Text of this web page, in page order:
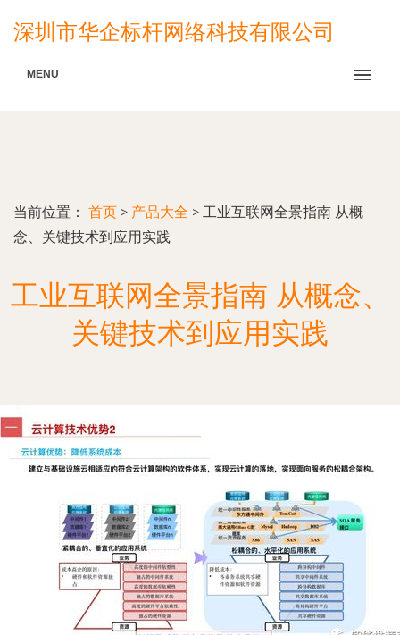
深圳市华企标杆网络科技有限公司
MENU
当前位置： 首页 > 产品大全 > 工业互联网全景指南 从概
念、关键技术到应用实践
工业互联网全景指南 从概念、
关键技术到应用实践